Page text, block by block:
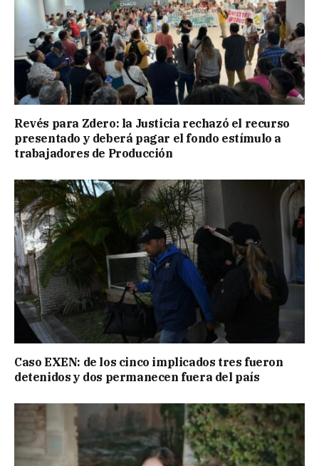
Revés para Zdero: la Justicia rechazó el recurso
presentado y deberá pagar el fondo estímulo a
trabajadores de Producción
Caso EXEN: de los cinco implicados tres fueron
detenidos y dos permanecen fuera del país